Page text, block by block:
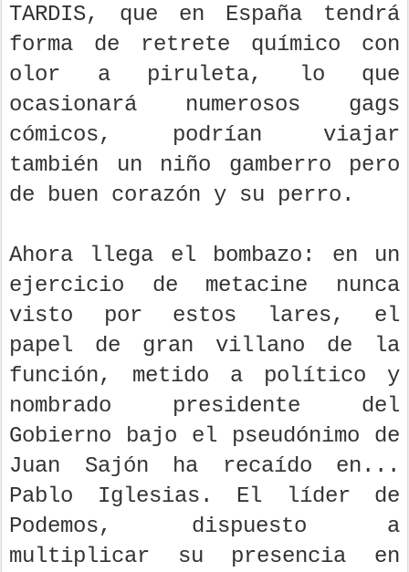
TARDIS, que en España tendrá
forma de retrete químico con
olor a piruleta, lo que
ocasionará numerosos gags
cómicos, podrían viajar
también un niño gamberro pero
de buen corazón y su perro.
Ahora llega el bombazo: en un
ejercicio de metacine nunca
visto por estos lares, el
papel de gran villano de la
función, metido a político y
nombrado presidente del
Gobierno bajo el pseudónimo de
Juan Sajón ha recaído en...
Pablo Iglesias. El líder de
Podemos, dispuesto a
multiplicar su presencia en